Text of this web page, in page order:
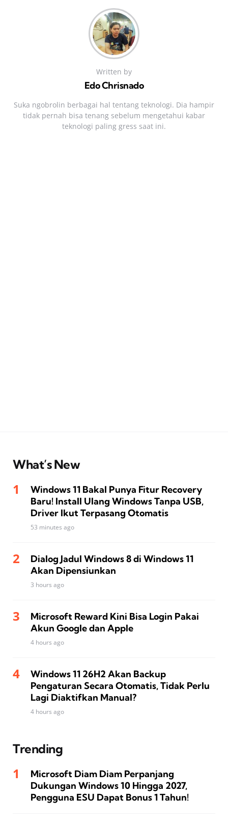
Written by
Edo Chrisnado
Suka ngobrolin berbagai hal tentang teknologi. Dia hampir
tidak pernah bisa tenang sebelum mengetahui kabar
teknologi paling gress saat ini.
What’s New
Windows 11 Bakal Punya Fitur Recovery
Baru! Install Ulang Windows Tanpa USB,
Driver Ikut Terpasang Otomatis
53 minutes ago
Dialog Jadul Windows 8 di Windows 11
Akan Dipensiunkan
3 hours ago
Microsoft Reward Kini Bisa Login Pakai
Akun Google dan Apple
4 hours ago
Windows 11 26H2 Akan Backup
Pengaturan Secara Otomatis, Tidak Perlu
Lagi Diaktifkan Manual?
4 hours ago
Trending
Microsoft Diam Diam Perpanjang
Dukungan Windows 10 Hingga 2027,
Pengguna ESU Dapat Bonus 1 Tahun!